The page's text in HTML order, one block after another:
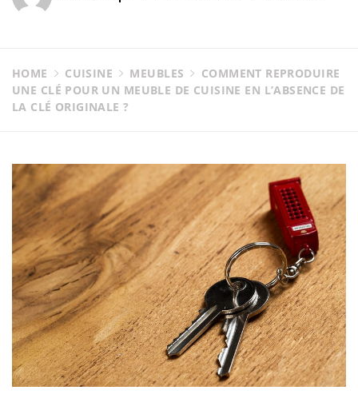
HOME CUISINE MEUBLES
COMMENT REPRODUIRE
UNE CLÉ POUR UN MEUBLE DE CUISINE EN L’ABSENCE DE
LA CLÉ ORIGINALE ?